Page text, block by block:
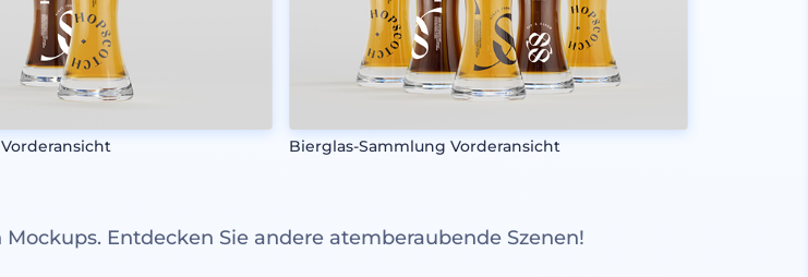
Bierglas-Sammlung Vorderansicht
Entdecken Sie andere atemberaubende Szenen!